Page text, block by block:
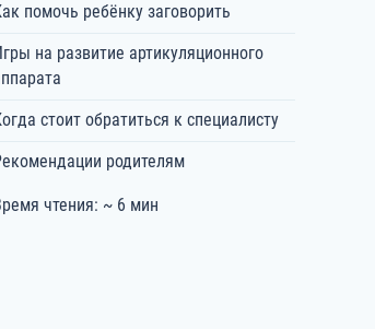
помочь ребёнку заговорить
на развитие артикуляционного
стоит обратиться к специалисту
родителям
чтения: ~ 6 мин